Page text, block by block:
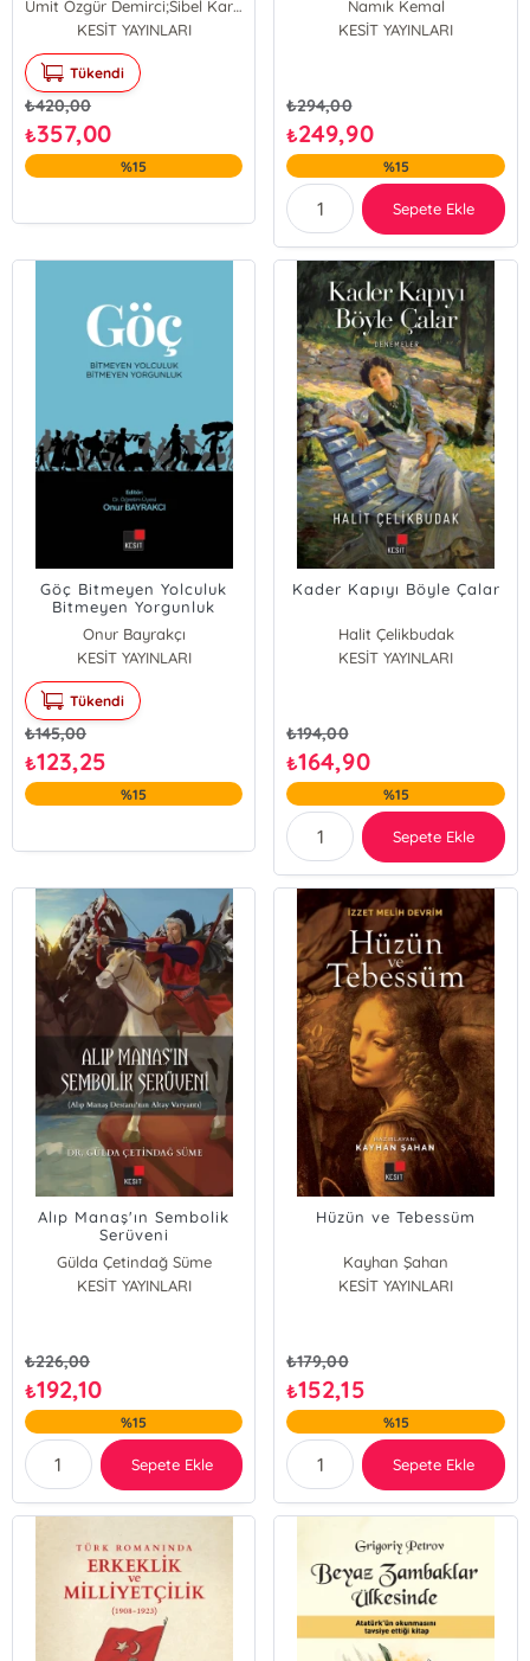
Ümit Özgür Demirci;Sibel Karslı
KESİT YAYINLARI
Tükendi
₺420,00
₺357,00
%15
Namık Kemal
KESİT YAYINLARI
₺294,00
₺249,90
%15
Sepete Ekle
Göç Bitmeyen Yolculuk
Bitmeyen Yorgunluk
Onur Bayrakçı
KESİT YAYINLARI
Tükendi
₺145,00
₺123,25
%15
Kader Kapıyı Böyle Çalar
Halit Çelikbudak
KESİT YAYINLARI
₺194,00
₺164,90
%15
Sepete Ekle
Alıp Manaş'ın Sembolik
Serüveni
Gülda Çetindağ Süme
KESİT YAYINLARI
₺226,00
₺192,10
%15
Sepete Ekle
Hüzün ve Tebessüm
Kayhan Şahan
KESİT YAYINLARI
₺179,00
₺152,15
%15
Sepete Ekle